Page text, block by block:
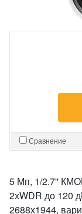
Сравнение
5 Мп, 1/2.7''
2хWDR до 120
2688х1944,